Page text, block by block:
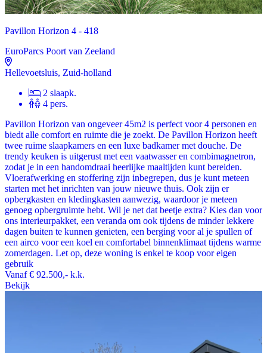
Pavillon Horizon 4 - 418
EuroParcs Poort van Zeeland
Hellevoetsluis, Zuid-holland
2 slaapk.
4 pers.
Pavillon Horizon van ongeveer 45m2 is perfect voor 4 personen en
biedt alle comfort en ruimte die je zoekt. De Pavillon Horizon heeft
twee ruime slaapkamers en een luxe badkamer met douche. De
trendy keuken is uitgerust met een vaatwasser en combimagnetron,
zodat je in een handomdraai heerlijke maaltijden kunt bereiden.
Vloerafwerking en stoffering zijn inbegrepen, dus je kunt meteen
starten met het inrichten van jouw nieuwe thuis. Ook zijn er
opbergkasten en kledingkasten aanwezig, waardoor je meteen
genoeg opbergruimte hebt. Wil je net dat beetje extra? Kies dan voor
ons interieurpakket, een veranda om ook tijdens de minder lekkere
dagen buiten te kunnen genieten, een berging voor al je spullen of
een airco voor een koel en comfortabel binnenklimaat tijdens warme
zomerdagen. Let op, deze woning is enkel te koop voor eigen
gebruik
Vanaf € 92.500,- k.k.
Bekijk